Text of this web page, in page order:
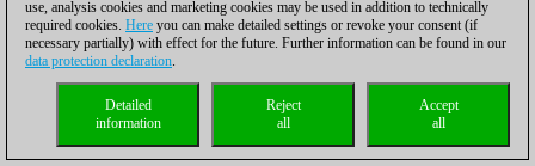
use, analysis cookies and marketing cookies may be used in addition to technically
required cookies. Here you can make detailed settings or revoke your consent (if
necessary partially) with effect for the future. Further information can be found in our
data protection declaration.
Accept
all
Reject
all
Detailed
information